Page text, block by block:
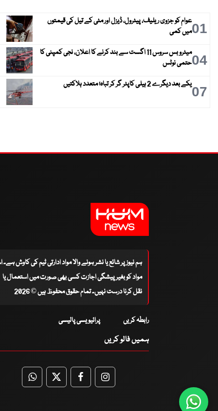
01عوام کو جزوی ریلیف، پیٹرول، ڈیزل اور مٹی کے تیل کی قیمتوں
میں کمی
04
میٹرو بس سروس 11 اگست سے بند کرنے کا اعلان، نجی کمپنی کا
حتمی نوٹس
07یکے بعد دیگرے 2 ہیلی کاپٹر گر کر تباہ؛ متعدد ہلاکتیں
ہم نیوز پر شائع یا نشر ہونے والا مواد ادارتی ٹیم کی کاوش
مواد کو بغیر پیشگی اجازت کسی بھی صورت میں استعمال یا
نقل کرنا درست نہیں۔ تمام حقوق محفوظ ہیں © 2026
رابطہ کریں پرائیویسی پالیسی
ہمیں فالو کریں
WhatsApp
TwitterFacebookFacebook